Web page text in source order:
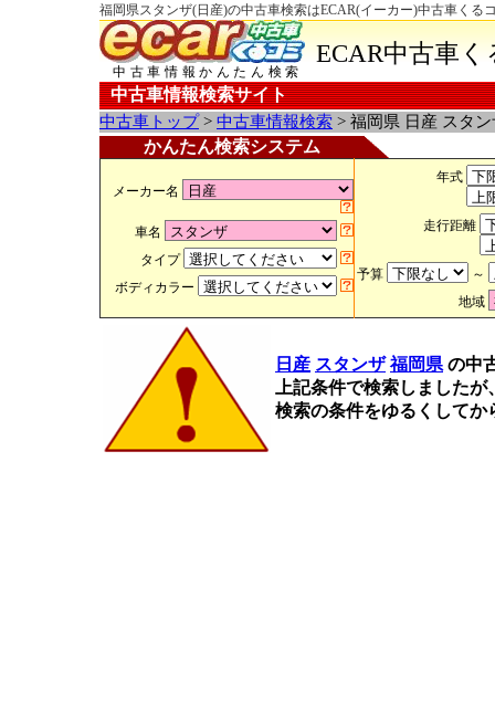
福岡県スタンザ(日産)の中古車検索はECAR(イーカー)中古車くる
中古車情報かんたん検索
ECAR中古車
中古車情報検索サイト
中古車トップ> 中古車情報検索 > 福岡県 日産 スタ
かんたん検索システム
メーカー名
車名
タイプ
ボディカラー
年式
走行距離
予算
～
地域
日産 スタンザ 福岡県 の中
上記条件で検索しました
検索の条件をゆるくして